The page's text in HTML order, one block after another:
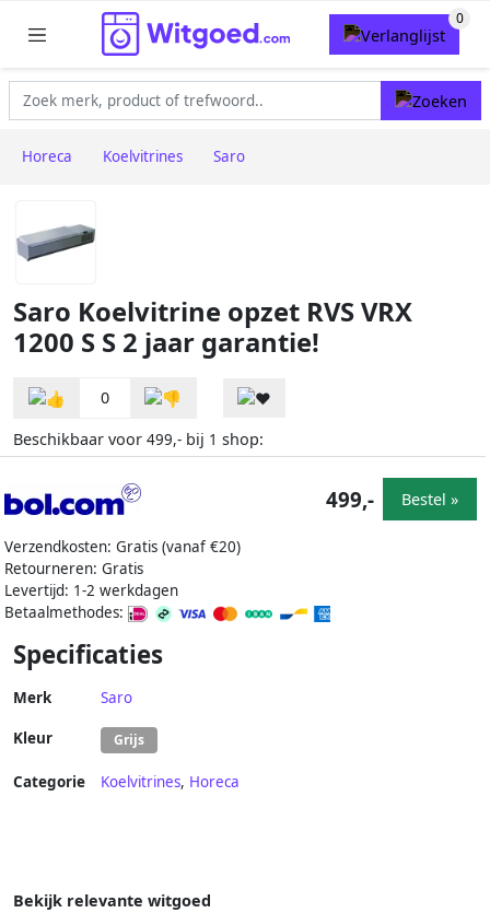
Horeca Koelvitrines Saro
Saro Koelvitrine opzet RVS VRX
1200 S S 2 jaar garantie!
0
Beschikbaar voor 499,- bij 1 shop:
Verzendkosten: Gratis (vanaf €20)
Retourneren: Gratis
Levertijd: 1-2 werkdagen
Betaalmethodes:
499,- Bestel »
Specificaties
Merk Saro
Kleur Grijs
Categorie Koelvitrines, Horeca
Bekijk relevante witgoed